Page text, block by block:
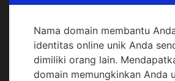
Nama domain membantu
identitas online unik Anda
dimiliki orang lain.
domain memungkinkan Anda